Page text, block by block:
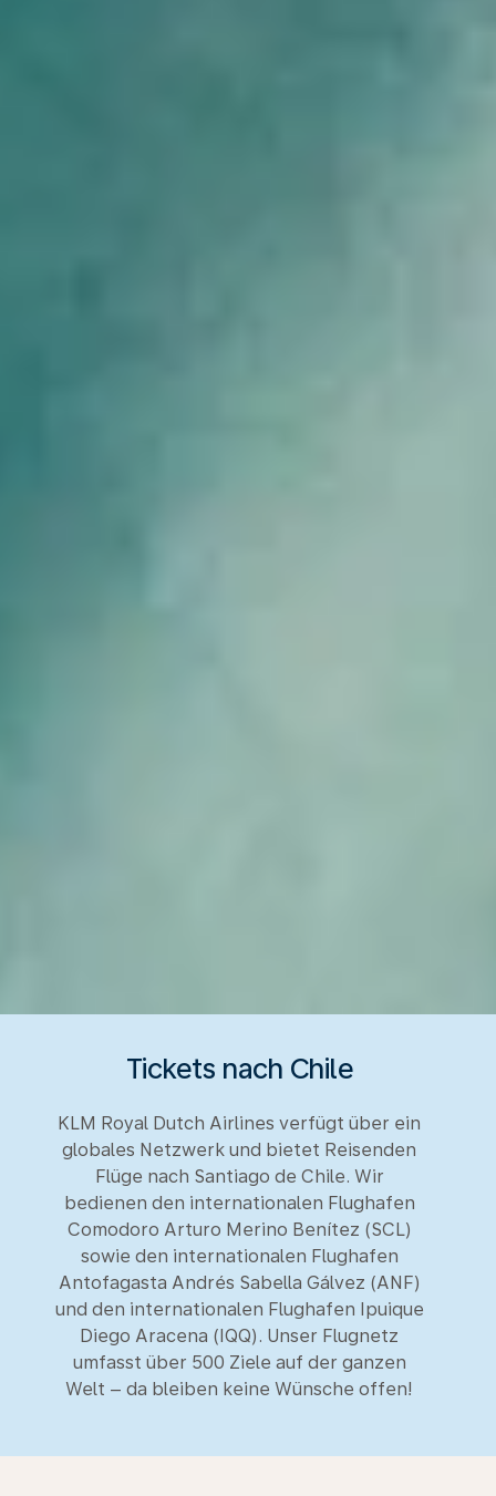
Tickets nach Chile
KLM Royal Dutch Airlines verfügt über ein
globales Netzwerk und bietet Reisenden
Flüge nach Santiago de Chile. Wir
bedienen den internationalen Flughafen
Comodoro Arturo Merino Benítez (SCL)
sowie den internationalen Flughafen
Antofagasta Andrés Sabella Gálvez (ANF)
und den internationalen Flughafen Ipuique
Diego Aracena (IQQ). Unser Flugnetz
umfasst über 500 Ziele auf der ganzen
Welt – da bleiben keine Wünsche offen!